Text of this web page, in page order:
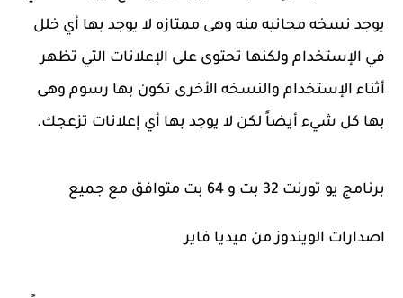
يوجد نسخه مجانيه منه وهى ممتازه لا يوجد بها أي خلل
في الإستخدام ولكنها تحتوى على الإعلانات التي تظهر
أثناء الإستخدام والنسخه الأخرى تكون بها رسوم وهى
بها كل شيء أيضاً لكن لا يوجد بها أي إعلانات تزعجك.
برنامج يو تورنت 32 بت و 64 بت متوافق مع جميع
اصدارات الويندوز من ميديا فاير